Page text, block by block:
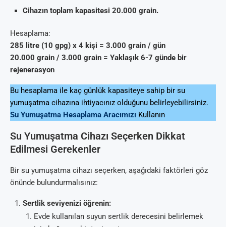
Cihazın toplam kapasitesi 20.000 grain.
Hesaplama:
285 litre (10 gpg) x 4 kişi = 3.000 grain / gün
20.000 grain / 3.000 grain = Yaklaşık 6-7 günde bir
rejenerasyon
Bu hesaplama ile kaç günlük kapasiteye sahip bir su
yumuşatma cihazına ihtiyacınız olduğunu belirleyebilirsiniz.
Su Yumuşatma Hesaplama Aracımızı Kullanın
Su Yumuşatma Cihazı Seçerken Dikkat
Edilmesi Gerekenler
Bir su yumuşatma cihazı seçerken, aşağıdaki faktörleri göz
önünde bulundurmalısınız:
Sertlik seviyenizi öğrenin:
Evde kullanılan suyun sertlik derecesini belirlemek